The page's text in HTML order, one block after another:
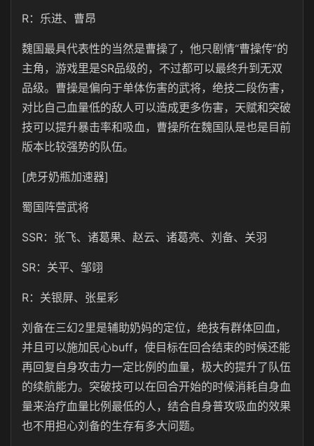
R：乐进、曹昂
魏国最具代表性的当然是曹操了，他只剧情“曹操传”的
主角，游戏里是SR品级的，不过都可以最终升到无双
品级。曹操是偏向于单体伤害的武将，绝技二段伤害，
对比自己血量低的敌人可以造成更多伤害，天赋和突破
技可以提升暴击率和吸血，曹操所在魏国队是也是目前
版本比较强势的队伍。
[虎牙奶瓶加速器]
蜀国阵营武将
SSR：张飞、诸葛果、赵云、诸葛亮、刘备、关羽
SR：关平、邹翊
R：关银屏、张星彩
刘备在三幻2里是辅助奶妈的定位，绝技有群体回血，
并且可以施加民心buff，使目标在回合结束的时候还能
再回复自身攻击力一定比例的血量，极大的提升了队伍
的续航能力。突破技可以在回合开始的时候消耗自身血
量来治疗血量比例最低的人，结合自身普攻吸血的效果
也不用担心刘备的生存有多大问题。